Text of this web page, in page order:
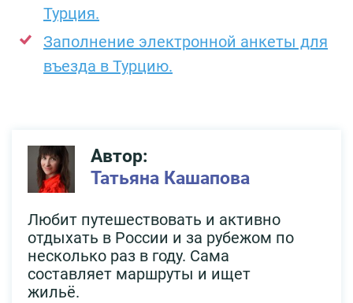
Турция.
Заполнение электронной анкеты для
въезда в Турцию.
Автор:
Татьяна Кашапова
Любит путешествовать и активно
отдыхать в России и за рубежом по
несколько раз в году. Сама
составляет маршруты и ищет
жильё.